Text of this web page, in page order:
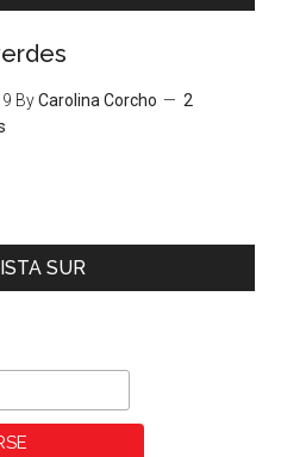
ByCarolina Corcho
2
SUR